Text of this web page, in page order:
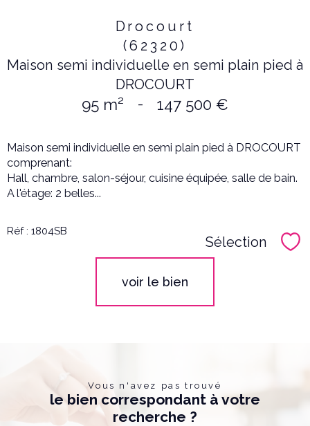
Drocourt
(62320)
Maison semi individuelle en semi plain pied à
DROCOURT
95 m² - 147 500 €
Maison semi individuelle en semi plain pied à DROCOURT
comprenant:
Hall, chambre, salon-séjour, cuisine équipée, salle de bain.
A l'étage: 2 belles...
Réf : 1804SB
Sélection
voir le bien
Vous n'avez pas trouvé
le bien correspondant à votre
recherche ?